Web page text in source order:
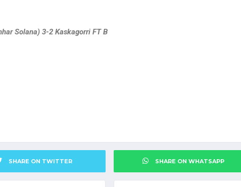
Solana) 3-2 Kaskagorri FT B
SHARE ON TWITTER SHARE ON WHATSAPP